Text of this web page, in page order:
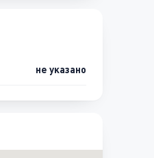
не указано